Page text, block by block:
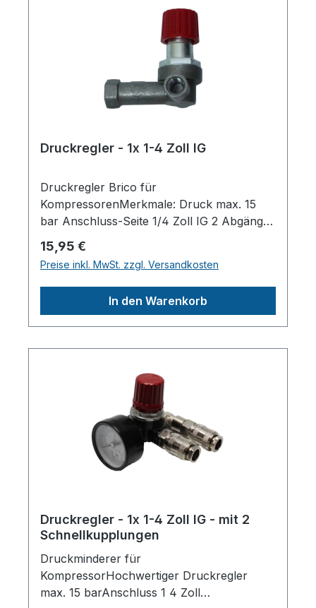
Druckregler - 1x 1-4 Zoll IG
Druckregler Brico für
KompressorenMerkmale: Druck max. 15
bar Anschluss-Seite 1/4 Zoll IG 2 Abgänge
SchnellkupplungHerstellerpro)SALES
GmbH, AEROTEC
KompressorenFerdinand-Porsche-Str. 16,
63500 Seligenstadt,
Regulärer Preis:
15,95 €
Preise inkl. MwSt. zzgl. Versandkosten
In den Warenkorb
Druckregler - 1x 1-4 Zoll IG - mit 2
Schnellkupplungen
Druckminderer für
KompressorHochwertiger Druckregler
max. 15 barAnschluss 1 4 Zoll